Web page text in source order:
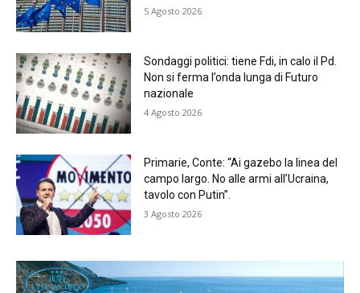
5 Agosto 2026
Sondaggi politici: tiene Fdi, in calo il Pd.
Non si ferma l’onda lunga di Futuro
nazionale
4 Agosto 2026
Primarie, Conte: “Ai gazebo la linea del
campo largo. No alle armi all’Ucraina,
tavolo con Putin”.
3 Agosto 2026